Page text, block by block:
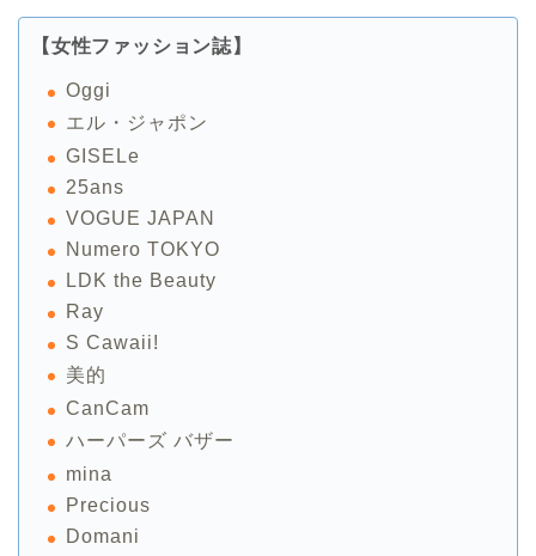
【女性ファッション誌】
Oggi
エル・ジャポン
GISELe
25ans
VOGUE JAPAN
Numero TOKYO
LDK the Beauty
Ray
S Cawaii!
美的
CanCam
ハーパーズ バザー
mina
Precious
Domani